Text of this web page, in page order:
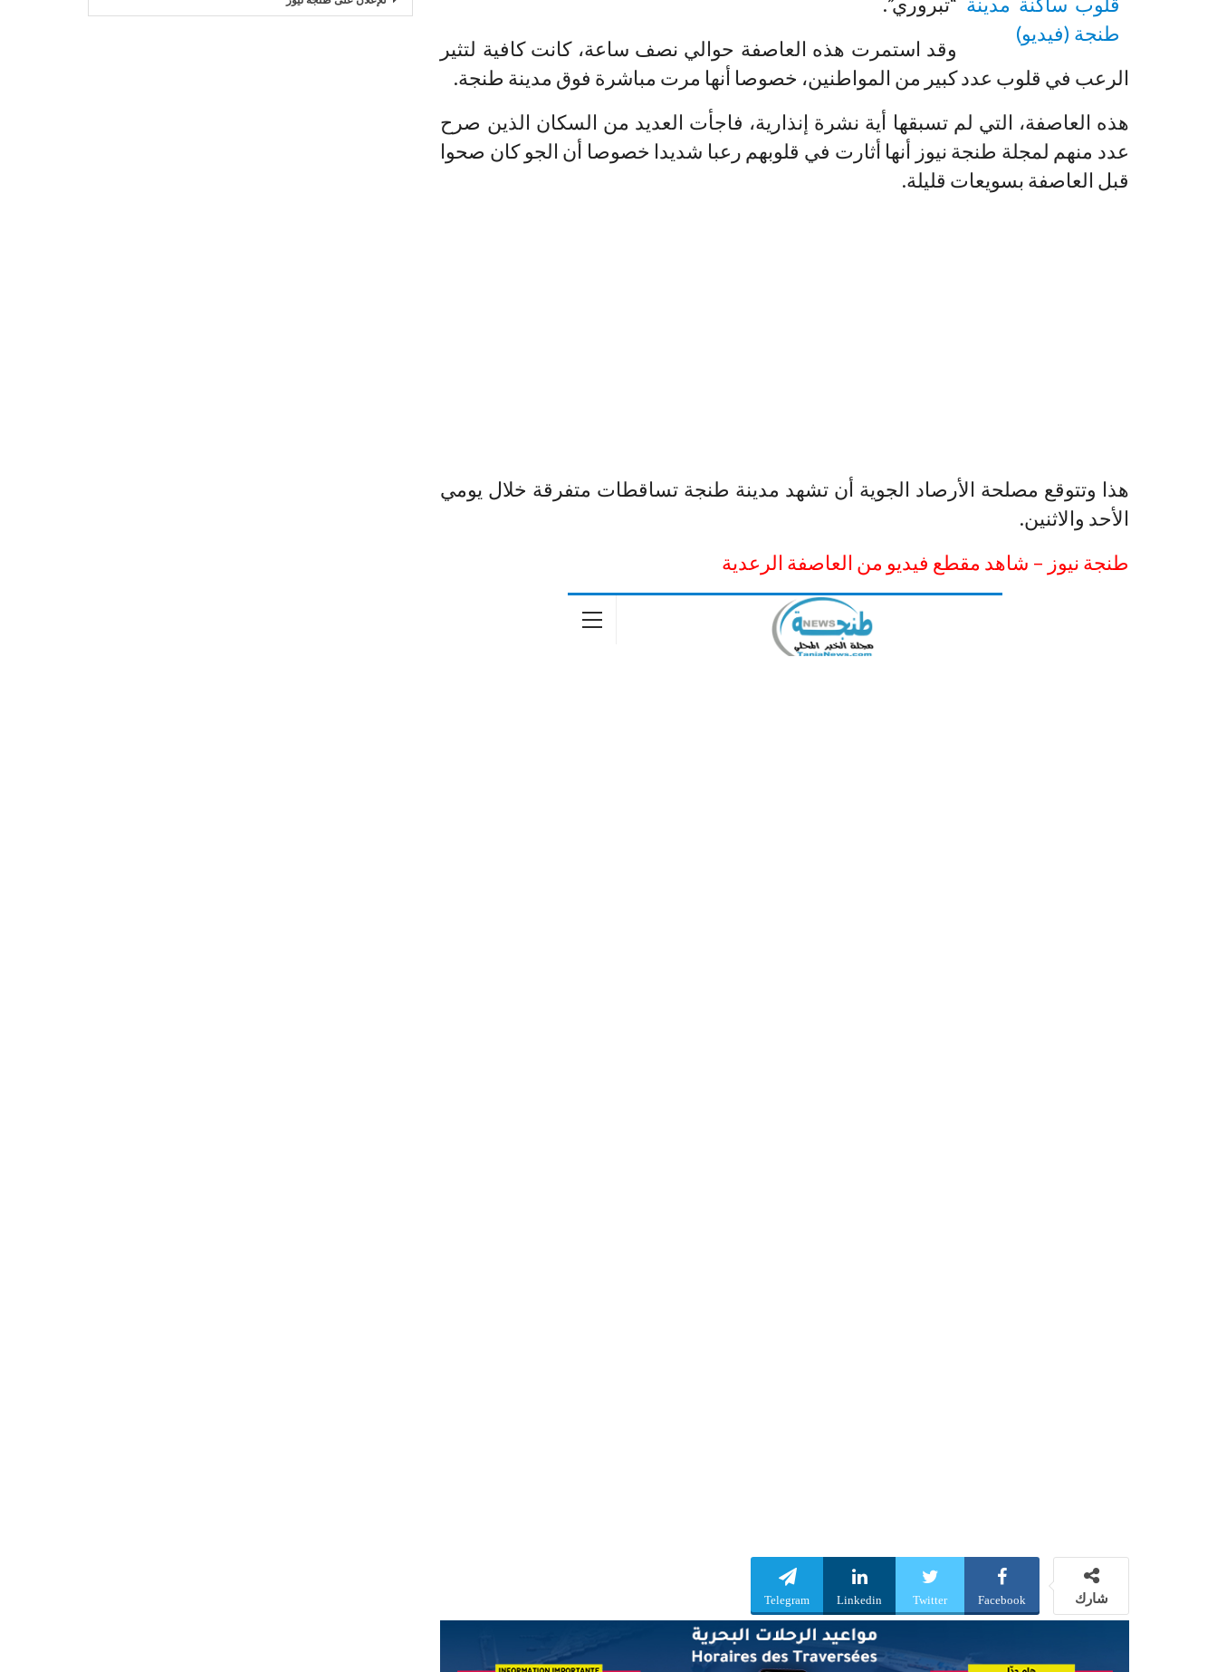
وقد استمرت هذه العاصفة حوالي نصف ساعة، كانت كافية لتثير
الرعب في قلوب عدد كبير من المواطنين، خصوصا أنها مرت مباشرة فوق مدينة طنجة.
هذه العاصفة، التي لم تسبقها أية نشرة إنذارية، فاجأت العديد من السكان الذين صرح
عدد منهم لمجلة طنجة نيوز أنها أثارت في قلوبهم رعبا شديدا خصوصا أن الجو كان صحوا
قبل العاصفة بسويعات قليلة.
هذا وتتوقع مصلحة الأرصاد الجوية أن تشهد مدينة طنجة تساقطات متفرقة خلال يومي
الأحد والاثنين.
طنجة نيوز – شاهد مقطع فيديو من العاصفة الرعدية
شارك Facebook
Twitter
Linkedin
Telegram